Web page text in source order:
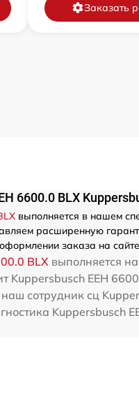
Заказать
6600.0 BLX
выполняется в нашем
расширенную
заказа на
BLX выполняется
Kuppersbusch EEH
сотрудник сц